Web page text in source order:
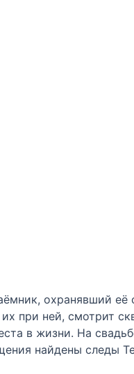
охранявший её
при ней, смотрит
в жизни. На
найдены следы